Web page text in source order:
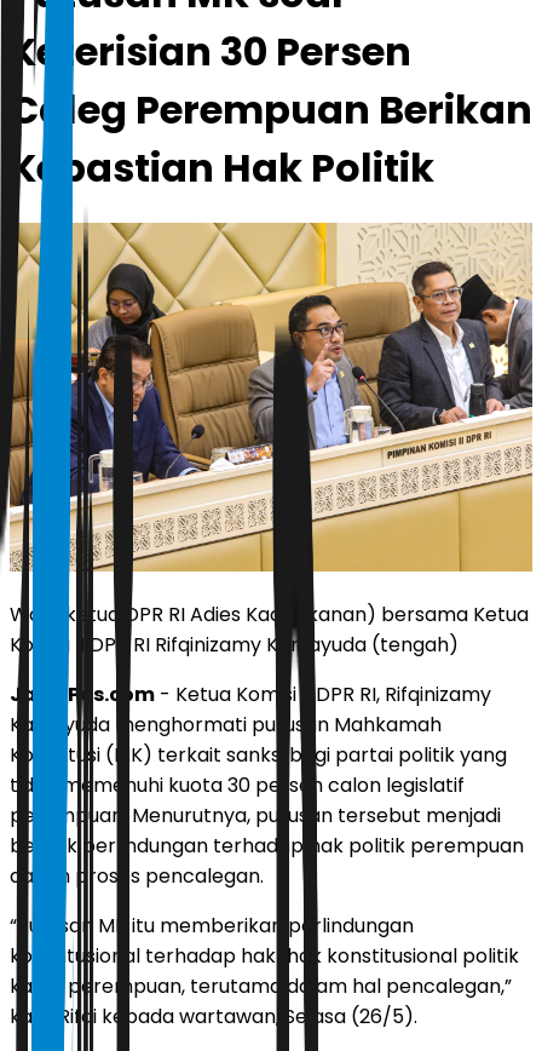
Keterisian 30 Persen
Caleg Perempuan Berikan
Kepastian Hak Politik
Wakil ketua DPR RI Adies Kadir (kanan) bersama Ketua
Komisi II DPR RI Rifqinizamy Karsayuda (tengah)
JawaPos.com - Ketua Komisi II DPR RI, Rifqinizamy
Karsayuda menghormati putusan Mahkamah
Konstitusi (MK) terkait sanksi bagi partai politik yang
tidak memenuhi kuota 30 persen calon legislatif
perempuan. Menurutnya, putusan tersebut menjadi
bentuk perlindungan terhadap hak politik perempuan
dalam proses pencalegan.
“Putusan MK itu memberikan perlindungan
konstitusional terhadap hak-hak konstitusional politik
kaum perempuan, terutama dalam hal pencalegan,”
kata Rifqi kepada wartawan, Selasa (26/5).